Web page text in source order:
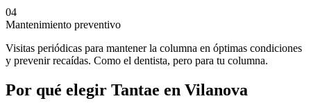
04
Mantenimiento preventivo
Visitas periódicas para mantener la columna en óptimas condiciones
y prevenir recaídas. Como el dentista, pero para tu columna.
Por qué elegir Tantae en Vilanova